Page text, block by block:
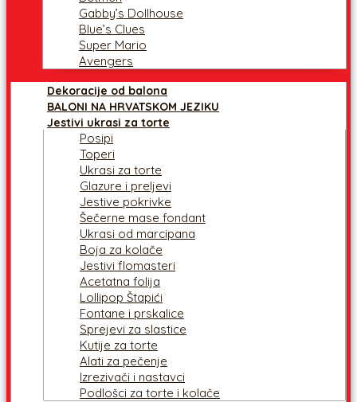
Gabby’s Dollhouse
Blue’s Clues
Super Mario
Avengers
Dekoracije od balona
BALONI NA HRVATSKOM JEZIKU
Jestivi ukrasi za torte
Posipi
Toperi
Ukrasi za torte
Glazure i preljevi
Jestive pokrivke
Šečerne mase fondant
Ukrasi od marcipana
Boja za kolače
Jestivi flomasteri
Acetatna folija
Lollipop Štapići
Fontane i prskalice
Sprejevi za slastice
Kutije za torte
Alati za pečenje
Izrezivači i nastavci
Podlošci za torte i kolače